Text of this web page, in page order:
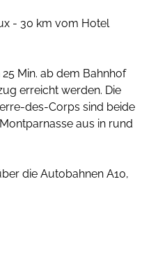
- 30 km vom Hotel
Min. ab dem Bahnhof
erreicht werden. Die
des-Corps sind beide
aus in rund
die Autobahnen A10,